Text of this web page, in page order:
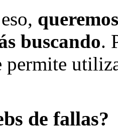
buscando.
permite
de fallas?